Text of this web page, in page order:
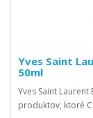
Yves Saint
50ml
Yves Saint
produktov, ktoré